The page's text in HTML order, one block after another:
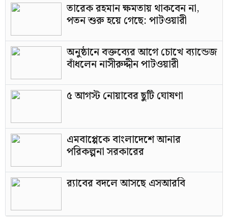
তারেক রহমান ক্ষমতায় থাকবেন না,
পতন শুরু হয়ে গেছে: পাটওয়ারী
অনুষ্ঠানে বক্তব্যের আগে চোখে ব্যান্ডেজ
বাঁধলেন নাসীরুদ্দীন পাটওয়ারী
৫ আগস্ট নোয়াবের ছুটি ঘোষণা
এমবাপ্পেকে বাংলাদেশে আনার
পরিকল্পনা সরকারের
র‍্যাবের বদলে আসছে এসআরবি